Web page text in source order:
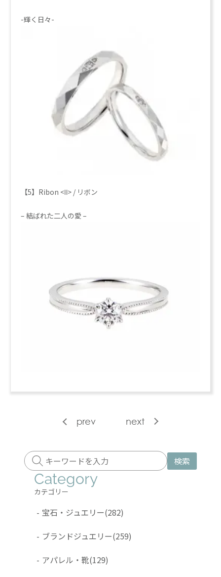
-輝く日々-
【5】Ribon <Ⅱ> / リボン
– 結ばれた二人の愛 –
prev next
検索
Category
カテゴリー
- 宝石・ジュエリー(282)
- ブランドジュエリー(259)
- アパレル・靴(129)